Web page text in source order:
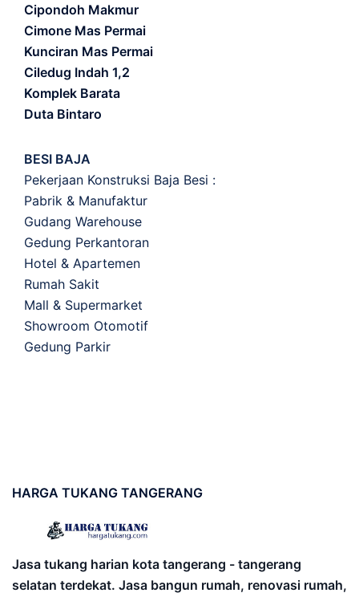
Cipondoh Makmur
Cimone Mas Permai
Kunciran Mas Permai
Ciledug Indah 1,2
Komplek Barata
Duta Bintaro
BESI BAJA
Pekerjaan Konstruksi Baja Besi :
Pabrik & Manufaktur
Gudang Warehouse
Gedung Perkantoran
Hotel & Apartemen
Rumah Sakit
Mall & Supermarket
Showroom Otomotif
Gedung Parkir
HARGA TUKANG TANGERANG
Jasa tukang harian kota tangerang - tangerang
selatan terdekat. Jasa bangun rumah, renovasi rumah,